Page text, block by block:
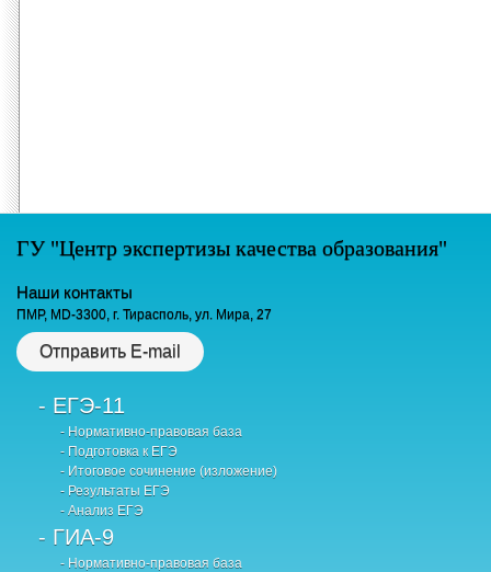
ГУ "Центр экспертизы качества образования"
Наши контакты
ПМР, MD-3300, г. Тирасполь, ул. Мира, 27
Отправить E-mail
- ЕГЭ-11
- Нормативно-правовая база
- Подготовка к ЕГЭ
- Итоговое сочинение (изложение)
- Результаты ЕГЭ
- Анализ ЕГЭ
- ГИА-9
- Нормативно-правовая база